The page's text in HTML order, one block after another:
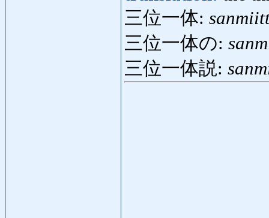
三位一体:
三位一体の:
三位一体説: